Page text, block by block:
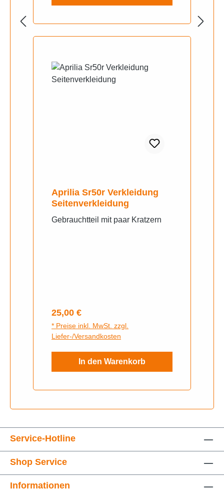
Aprilia Sr50r Verkleidung
Seitenverkleidung
Gebrauchtteil mit paar Kratzern
Regulärer Preis:
25,00 €
* Preise inkl. MwSt. zzgl.
Liefer-/Versandkosten
In den Warenkorb
Service-Hotline
Shop Service
Informationen